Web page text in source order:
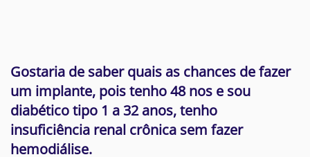
Gostaria de saber quais as chances de fazer
um implante, pois tenho 48 nos e sou
diabético tipo 1 a 32 anos, tenho
insuficiência renal crônica sem fazer
hemodiálise.